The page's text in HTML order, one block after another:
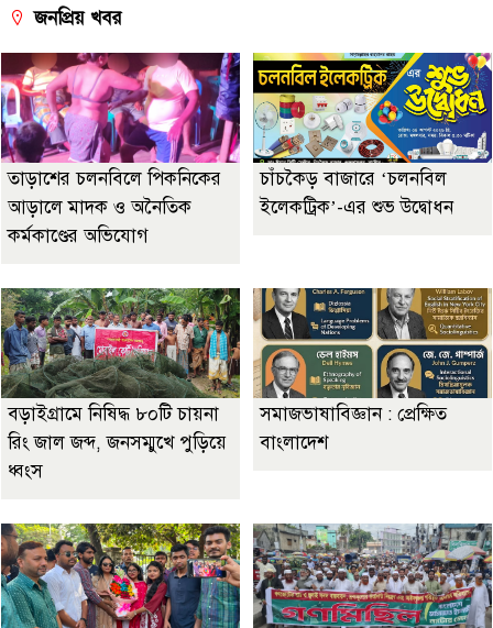
জনপ্রিয় খবর
তাড়াশের চলনবিলে পিকনিকের
আড়ালে মাদক ও অনৈতিক
কর্মকাণ্ডের অভিযোগ
চাঁচকৈড় বাজারে ‘চলনবিল
ইলেকট্রিক’-এর শুভ উদ্বোধন
বড়াইগ্রামে নিষিদ্ধ ৮০টি চায়না
রিং জাল জব্দ, জনসম্মুখে পুড়িয়ে
ধ্বংস
সমাজভাষাবিজ্ঞান : প্রেক্ষিত
বাংলাদেশ